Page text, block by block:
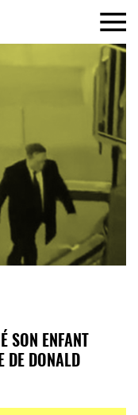
SON ENFANT
DE DONALD